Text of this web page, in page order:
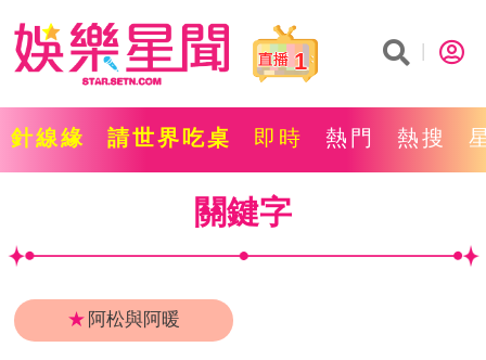
1
針線緣 請世界吃桌 即時 熱門 熱搜
關鍵字
★ 阿松與阿暖